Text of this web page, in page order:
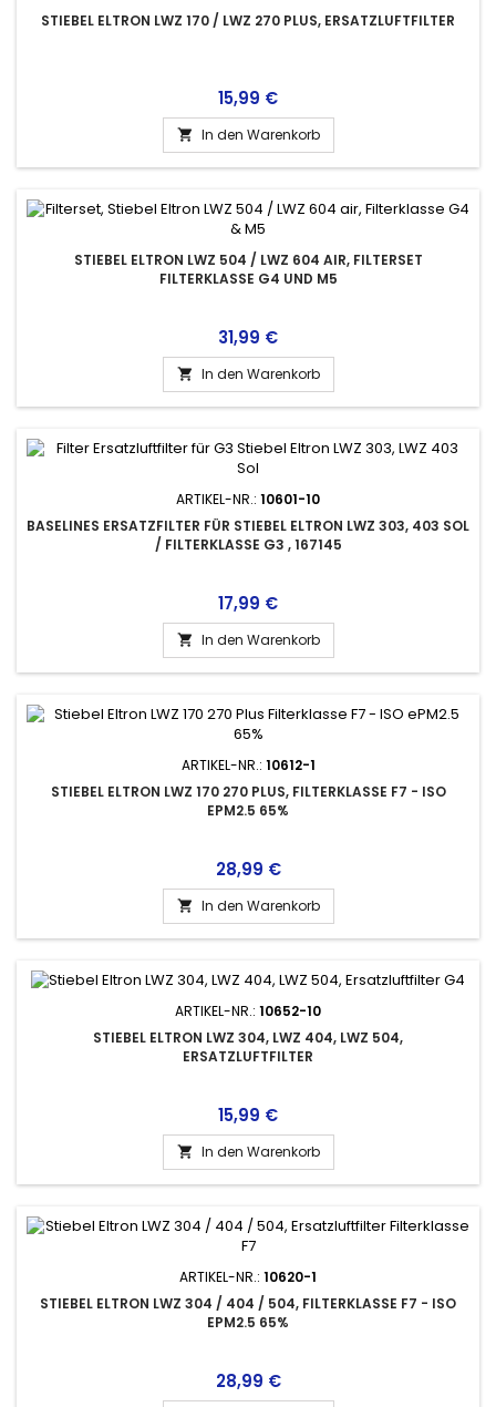
STIEBEL ELTRON LWZ 170 / LWZ 270 PLUS, ERSATZLUFTFILTER
Preis
15,99 €
 In den Warenkorb
STIEBEL ELTRON LWZ 504 / LWZ 604 AIR, FILTERSET
FILTERKLASSE G4 UND M5
Preis
31,99 €
 In den Warenkorb
ARTIKEL-NR.: 10601-10
BASELINES ERSATZFILTER FÜR STIEBEL ELTRON LWZ 303, 403 SOL
/ FILTERKLASSE G3 , 167145
Preis
17,99 €
 In den Warenkorb
ARTIKEL-NR.: 10612-1
STIEBEL ELTRON LWZ 170 270 PLUS, FILTERKLASSE F7 - ISO
EPM2.5 65%
Preis
28,99 €
 In den Warenkorb
ARTIKEL-NR.: 10652-10
STIEBEL ELTRON LWZ 304, LWZ 404, LWZ 504,
ERSATZLUFTFILTER
Preis
15,99 €
 In den Warenkorb
ARTIKEL-NR.: 10620-1
STIEBEL ELTRON LWZ 304 / 404 / 504, FILTERKLASSE F7 - ISO
EPM2.5 65%
Preis
28,99 €